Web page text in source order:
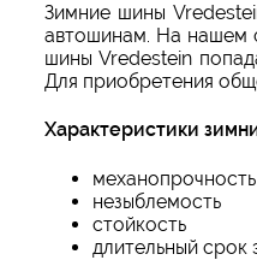
Зимние шины
автошинам. На нашем
шины Vredestein
Для приобретения
Характеристики
механопрочность
незыблемость
стойкость
длительный срок